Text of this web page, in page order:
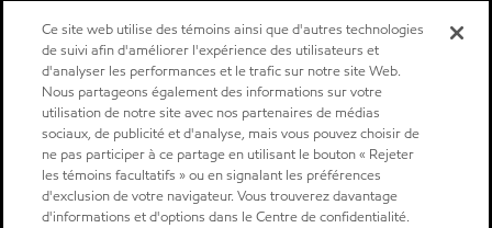
Ce site web utilise des témoins ainsi que d'autres technologies
de suivi afin d'améliorer l'expérience des utilisateurs et
d'analyser les performances et le trafic sur notre site Web.
Nous partageons également des informations sur votre
utilisation de notre site avec nos partenaires de médias
sociaux, de publicité et d'analyse, mais vous pouvez choisir de
ne pas participer à ce partage en utilisant le bouton « Rejeter
les témoins facultatifs » ou en signalant les préférences
d'exclusion de votre navigateur. Vous trouverez davantage
d'informations et d'options dans le Centre de confidentialité.